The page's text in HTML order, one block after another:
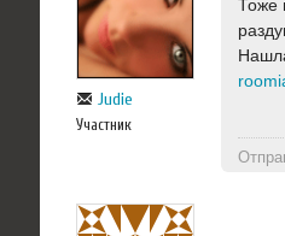
Judie
Участник
Тоже